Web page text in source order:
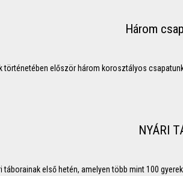
Három
történetében először három korosztályos
NYÁRI
táborainak első hetén, amelyen több mint 100